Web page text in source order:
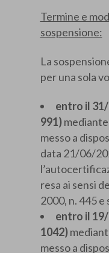
Termine e
sospensione:
La
per una sola
entro il
991)mediante
messo a
data 21/06/
resa ai sensi
2000, n. 445 e
entro il
1042)
messo a